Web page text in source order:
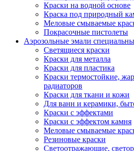
Краски на водной основе
Краска под природный
Меловые смываемые
Покрасочные пистолеты
Аэрозольные эмали
Светящиеся краски
Краски для металла
Краски для пластика
Краски термостойкие,
радиаторов
Краски для ткани и кожи
Для ванн и керамики,
Краски с эффектами
Краски с эффектом камня
Меловые смываемые
Резиновые краски
Светоотражающие,